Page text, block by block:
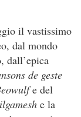
il vastissimo
dal mondo
dall’epica
de geste
e del
e la